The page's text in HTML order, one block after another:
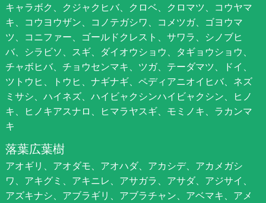
キャラボク、クジャクヒバ、クロベ、クロマツ、コウヤマ
キ、コウヨウザン、コノテガシワ、コメツガ、ゴヨウマ
ツ、コニファー、ゴールドクレスト、サワラ、シノブヒ
バ、シラビソ、スギ、ダイオウショウ、タギョウショウ、
チャボヒバ、チョウセンマキ、ツガ、テーダマツ、ドイ、
ツトウヒ、トウヒ、ナギナギ、ペディアニオイヒバ、ネズ
ミサシ、ハイネズ、ハイビャクシンハイビャクシン、ヒノ
キ、ヒノキアスナロ、ヒマラヤスギ、モミノキ、ラカンマ
キ
落葉広葉樹
アオギリ、アオダモ、アオハダ、アカシデ、アカメガシ
ワ、アキグミ、アキニレ、アサガラ、アサダ、アジサイ、
アズキナシ、アブラギリ、アブラチャン、アベマキ、アメ